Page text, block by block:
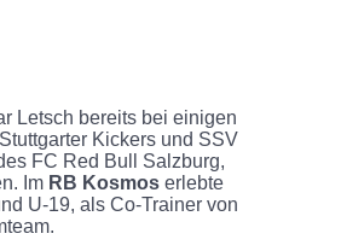
Letsch bereits bei einigen
Kickers und SSV
FC Red Bull Salzburg,
Im RB Kosmos erlebte
U-19, als Co-Trainer von